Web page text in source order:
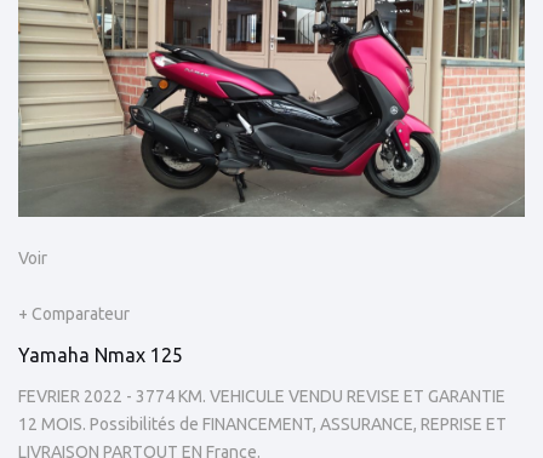
Voir
+ Comparateur
Yamaha Nmax 125
FEVRIER 2022 - 3774 KM. VEHICULE VENDU REVISE ET GARANTIE
12 MOIS. Possibilités de FINANCEMENT, ASSURANCE, REPRISE ET
LIVRAISON PARTOUT EN France.